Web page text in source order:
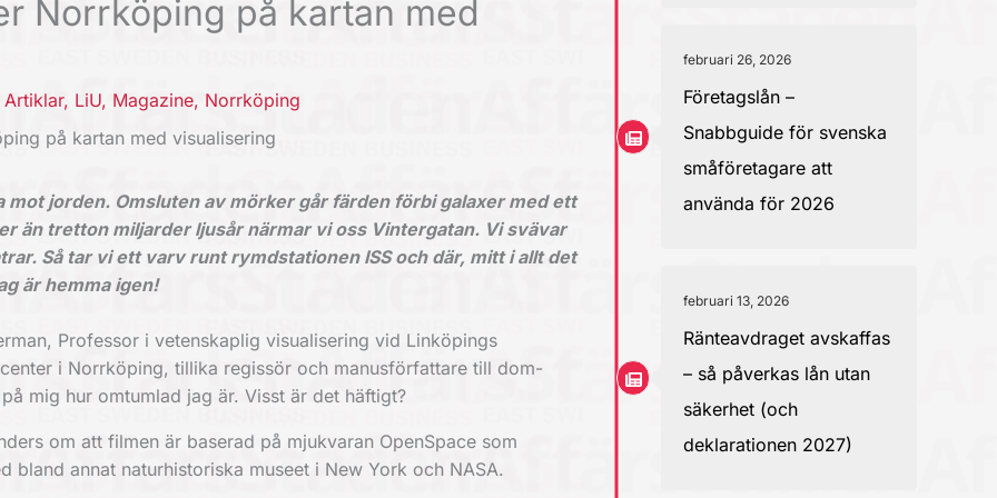
Norrköping på kartan med
Artiklar, LiU, Magazine, Norrköping
på kartan med visualisering
jorden. Omsluten av mörker går färden förbi galaxer med ett
än tretton miljarder ljusår närmar vi oss Vintergatan. Vi svävar
Så tar vi ett varv runt rymdstationen ISS och där, mitt i allt det
är hemma igen!
Professor i vetenskaplig visualisering vid Linköpings
i Norrköping, tillika regissör och manusförfattare till dom-
mig hur omtumlad jag är. Visst är det häftigt?
om att filmen är baserad på mjukvaran OpenSpace som
annat naturhistoriska museet i New York och NASA.
februari 26, 2026
Företagslån –
Snabbguide för svenska
småföretagare att
använda för 2026
februari 13, 2026
Ränteavdraget avskaffas
– så påverkas lån utan
säkerhet (och
deklarationen 2027)